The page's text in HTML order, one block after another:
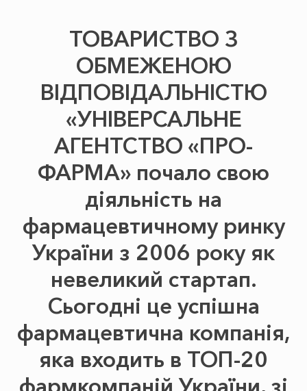
ТОВАРИСТВО З
ОБМЕЖЕНОЮ
ВІДПОВІДАЛЬНІСТЮ
«УНІВЕРСАЛЬНЕ
АГЕНТСТВО «ПРО-
ФАРМА» почало свою
діяльність на
фармацевтичному ринку
України з 2006 року як
невеликий стартап.
Сьогодні це успішна
фармацевтична компанія,
яка входить в ТОП-20